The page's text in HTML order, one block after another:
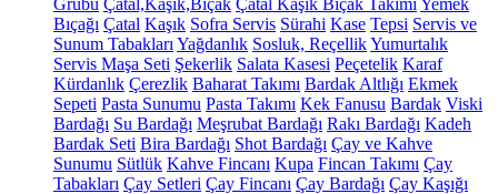
Grubu Çatal,Kaşık,Bıçak Çatal Kaşık Bıçak Takımı Yemek
Bıçağı Çatal Kaşık Sofra Servis Sürahi Kase Tepsi Servis ve
Sunum Tabakları Yağdanlık Sosluk, ReçellikYumurtalık
Servis Maşa Seti Şekerlik Salata Kasesi Peçetelik Karaf
Kürdanlık Çerezlik Baharat Takımı Bardak Altlığı Ekmek
Sepeti Pasta Sunumu Pasta Takımı Kek Fanusu Bardak Viski
Bardağı Su Bardağı Meşrubat Bardağı Rakı Bardağı Kadeh
Bardak Seti Bira Bardağı Shot Bardağı Çay ve Kahve
Sunumu Sütlük Kahve Fincanı Kupa Fincan Takımı Çay
Tabakları Çay Setleri Çay Fincanı Çay Bardağı Çay Kaşığı